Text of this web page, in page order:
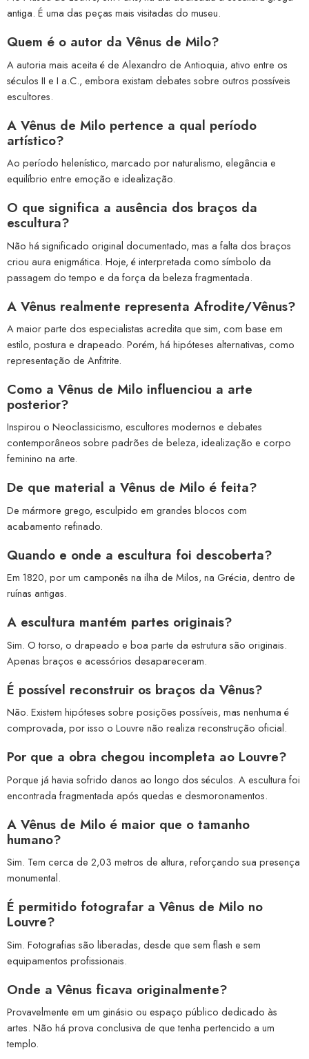
antiga. É uma das peças mais visitadas do museu.
Quem é o autor da Vênus de Milo?
A autoria mais aceita é de Alexandro de Antioquia, ativo entre os
séculos II e I a.C., embora existam debates sobre outros possíveis
escultores.
A Vênus de Milo pertence a qual período
artístico?
Ao período helenístico, marcado por naturalismo, elegância e
equilíbrio entre emoção e idealização.
O que significa a ausência dos braços da
escultura?
Não há significado original documentado, mas a falta dos braços
criou aura enigmática. Hoje, é interpretada como símbolo da
passagem do tempo e da força da beleza fragmentada.
A Vênus realmente representa Afrodite/Vênus?
A maior parte dos especialistas acredita que sim, com base em
estilo, postura e drapeado. Porém, há hipóteses alternativas, como
representação de Anfitrite.
Como a Vênus de Milo influenciou a arte
posterior?
Inspirou o Neoclassicismo, escultores modernos e debates
contemporâneos sobre padrões de beleza, idealização e corpo
feminino na arte.
De que material a Vênus de Milo é feita?
De mármore grego, esculpido em grandes blocos com
acabamento refinado.
Quando e onde a escultura foi descoberta?
Em 1820, por um camponês na ilha de Milos, na Grécia, dentro de
ruínas antigas.
A escultura mantém partes originais?
Sim. O torso, o drapeado e boa parte da estrutura são originais.
Apenas braços e acessórios desapareceram.
É possível reconstruir os braços da Vênus?
Não. Existem hipóteses sobre posições possíveis, mas nenhuma é
comprovada, por isso o Louvre não realiza reconstrução oficial.
Por que a obra chegou incompleta ao Louvre?
Porque já havia sofrido danos ao longo dos séculos. A escultura foi
encontrada fragmentada após quedas e desmoronamentos.
A Vênus de Milo é maior que o tamanho
humano?
Sim. Tem cerca de 2,03 metros de altura, reforçando sua presença
monumental.
É permitido fotografar a Vênus de Milo no
Louvre?
Sim. Fotografias são liberadas, desde que sem flash e sem
equipamentos profissionais.
Onde a Vênus ficava originalmente?
Provavelmente em um ginásio ou espaço público dedicado às
artes. Não há prova conclusiva de que tenha pertencido a um
templo.